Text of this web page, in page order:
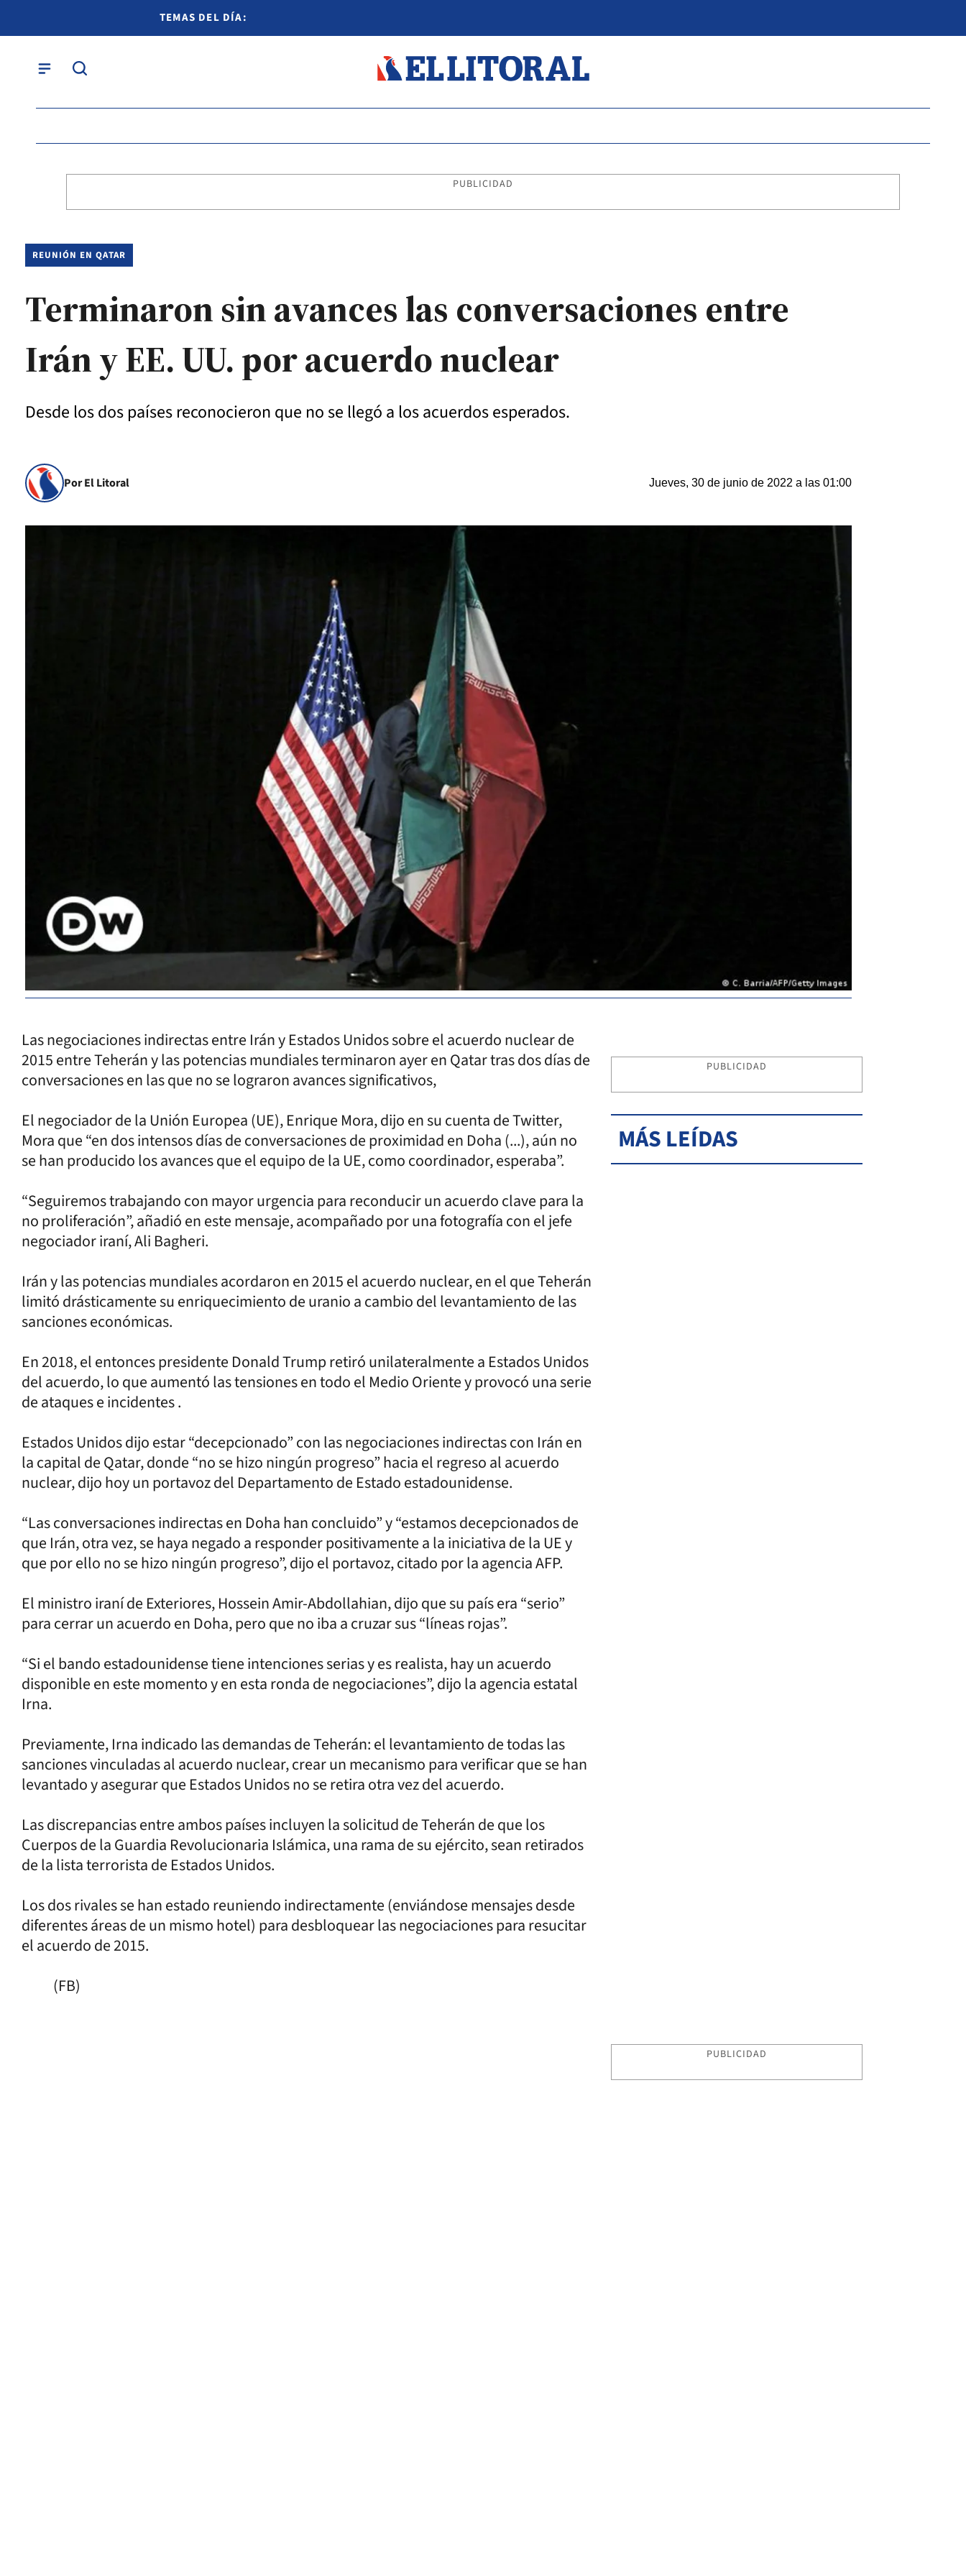
TEMAS DEL DÍA:
PUBLICIDAD
REUNIÓN EN QATAR
Terminaron sin avances las conversaciones entre
Irán y EE. UU. por acuerdo nuclear
Desde los dos países reconocieron que no se llegó a los acuerdos esperados.
Por El Litoral Jueves, 30 de junio de 2022 a las 01:00
Las negociaciones indirectas entre Irán y Estados Unidos sobre el acuerdo nuclear de
2015 entre Teherán y las potencias mundiales terminaron ayer en Qatar tras dos días de
conversaciones en las que no se lograron avances significativos,
El negociador de la Unión Europea (UE), Enrique Mora, dijo en su cuenta de Twitter,
Mora que “en dos intensos días de conversaciones de proximidad en Doha (...), aún no
se han producido los avances que el equipo de la UE, como coordinador, esperaba”.
“Seguiremos trabajando con mayor urgencia para reconducir un acuerdo clave para la
no proliferación”, añadió en este mensaje, acompañado por una fotografía con el jefe
negociador iraní, Ali Bagheri.
Irán y las potencias mundiales acordaron en 2015 el acuerdo nuclear, en el que Teherán
limitó drásticamente su enriquecimiento de uranio a cambio del levantamiento de las
sanciones económicas.
En 2018, el entonces presidente Donald Trump retiró unilateralmente a Estados Unidos
del acuerdo, lo que aumentó las tensiones en todo el Medio Oriente y provocó una serie
de ataques e incidentes .
Estados Unidos dijo estar “decepcionado” con las negociaciones indirectas con Irán en
la capital de Qatar, donde “no se hizo ningún progreso” hacia el regreso al acuerdo
nuclear, dijo hoy un portavoz del Departamento de Estado estadounidense.
“Las conversaciones indirectas en Doha han concluido” y “estamos decepcionados de
que Irán, otra vez, se haya negado a responder positivamente a la iniciativa de la UE y
que por ello no se hizo ningún progreso”, dijo el portavoz, citado por la agencia AFP.
El ministro iraní de Exteriores, Hossein Amir-Abdollahian, dijo que su país era “serio”
para cerrar un acuerdo en Doha, pero que no iba a cruzar sus “líneas rojas”.
“Si el bando estadounidense tiene intenciones serias y es realista, hay un acuerdo
disponible en este momento y en esta ronda de negociaciones”, dijo la agencia estatal
Irna.
Previamente, Irna indicado las demandas de Teherán: el levantamiento de todas las
sanciones vinculadas al acuerdo nuclear, crear un mecanismo para verificar que se han
levantado y asegurar que Estados Unidos no se retira otra vez del acuerdo.
Las discrepancias entre ambos países incluyen la solicitud de Teherán de que los
Cuerpos de la Guardia Revolucionaria Islámica, una rama de su ejército, sean retirados
de la lista terrorista de Estados Unidos.
Los dos rivales se han estado reuniendo indirectamente (enviándose mensajes desde
diferentes áreas de un mismo hotel) para desbloquear las negociaciones para resucitar
el acuerdo de 2015.
(FB)
PUBLICIDAD
MÁS LEÍDAS
PUBLICIDAD